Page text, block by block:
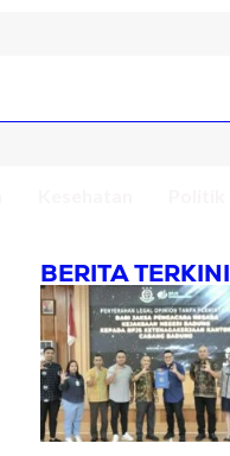
BERITA TERKINI